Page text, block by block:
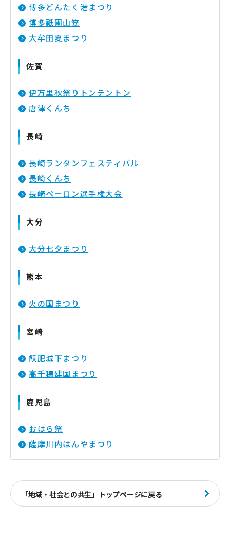
博多どんたく港まつり
博多祇園山笠
大牟田夏まつり
佐賀
伊万里秋祭りトンテントン
唐津くんち
長崎
長崎ランタンフェスティバル
長崎くんち
長崎ペーロン選手権大会
大分
大分七夕まつり
熊本
火の国まつり
宮崎
飫肥城下まつり
高千穂建国まつり
鹿児島
おはら祭
薩摩川内はんやまつり
「地域・社会との共生」トップページに戻る